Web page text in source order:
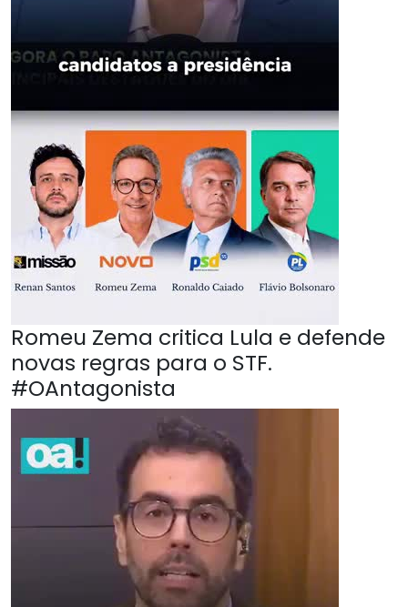
Romeu Zema critica Lula e defende
novas regras para o STF.
#OAntagonista